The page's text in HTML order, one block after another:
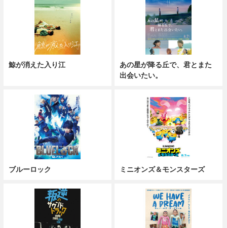
鯨が消えた入り江
あの星が降る丘で、君とまた
出会いたい。
ブルーロック ミニオンズ＆モンスターズ